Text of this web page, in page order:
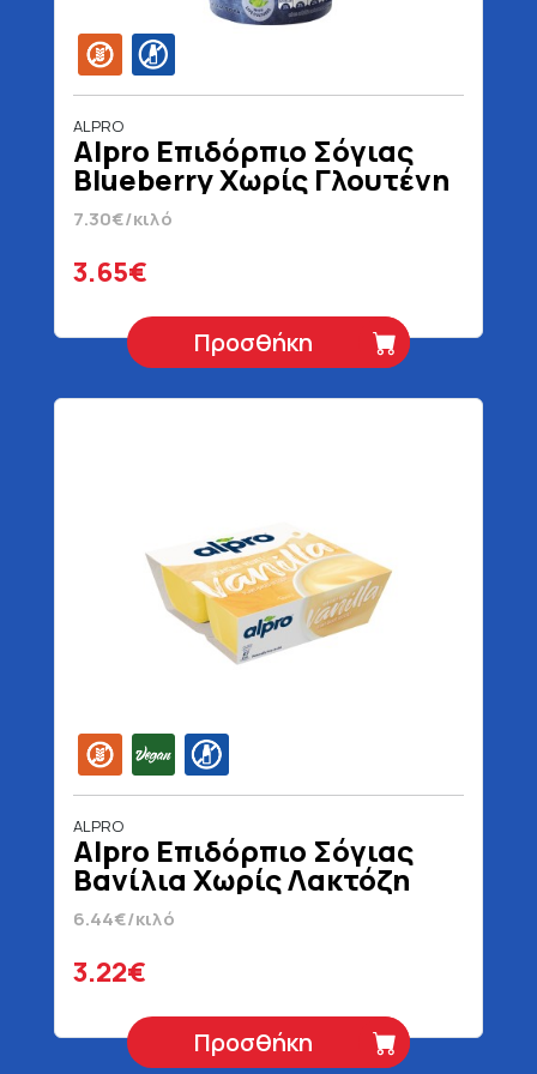
ALPRO
Alpro Επιδόρπιο Σόγιας
Βlueberry Χωρίς Γλουτένη
Χωρίς Λακτόζη 500 gr
7.30€/κιλό
3.65€
Προσθήκη
ALPRO
Alpro Επιδόρπιο Σόγιας
Βανίλια Χωρίς Λακτόζη
Vegan Χωρίς Γλουτένη 4 x
125 gr
6.44€/κιλό
3.22€
Προσθήκη